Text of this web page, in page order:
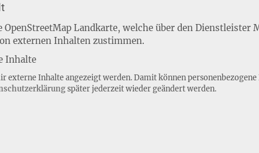
OpenStreetMap Landkarte, welche über den
externen Inhalten zustimmen.
Inhalte
externe Inhalte angezeigt werden. Damit können
später jederzeit wieder geändert werden.